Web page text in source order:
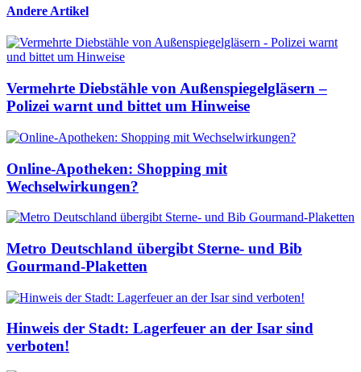
Andere Artikel
Vermehrte Diebstähle von Außenspiegelgläsern –
Polizei warnt und bittet um Hinweise
Online-Apotheken: Shopping mit
Wechselwirkungen?
Metro Deutschland übergibt Sterne- und Bib
Gourmand-Plaketten
Hinweis der Stadt: Lagerfeuer an der Isar sind
verboten!